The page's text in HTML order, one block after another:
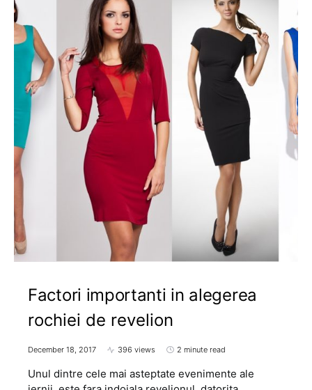
Factori importanti in alegerea
rochiei de revelion
December 18, 2017 396 views 2 minute read
Unul dintre cele mai asteptate evenimente ale